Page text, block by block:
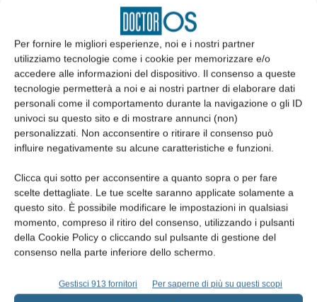
Per fornire le migliori esperienze, noi e i nostri partner
utilizziamo tecnologie come i cookie per memorizzare e/o
accedere alle informazioni del dispositivo. Il consenso a queste
tecnologie permetterà a noi e ai nostri partner di elaborare dati
personali come il comportamento durante la navigazione o gli ID
univoci su questo sito e di mostrare annunci (non)
personalizzati. Non acconsentire o ritirare il consenso può
influire negativamente su alcune caratteristiche e funzioni.
Clicca qui sotto per acconsentire a quanto sopra o per fare
scelte dettagliate. Le tue scelte saranno applicate solamente a
questo sito. È possibile modificare le impostazioni in qualsiasi
momento, compreso il ritiro del consenso, utilizzando i pulsanti
della Cookie Policy o cliccando sul pulsante di gestione del
consenso nella parte inferiore dello schermo.
Gestisci 913 fornitori Per saperne di più su questi scopi
Edicola web